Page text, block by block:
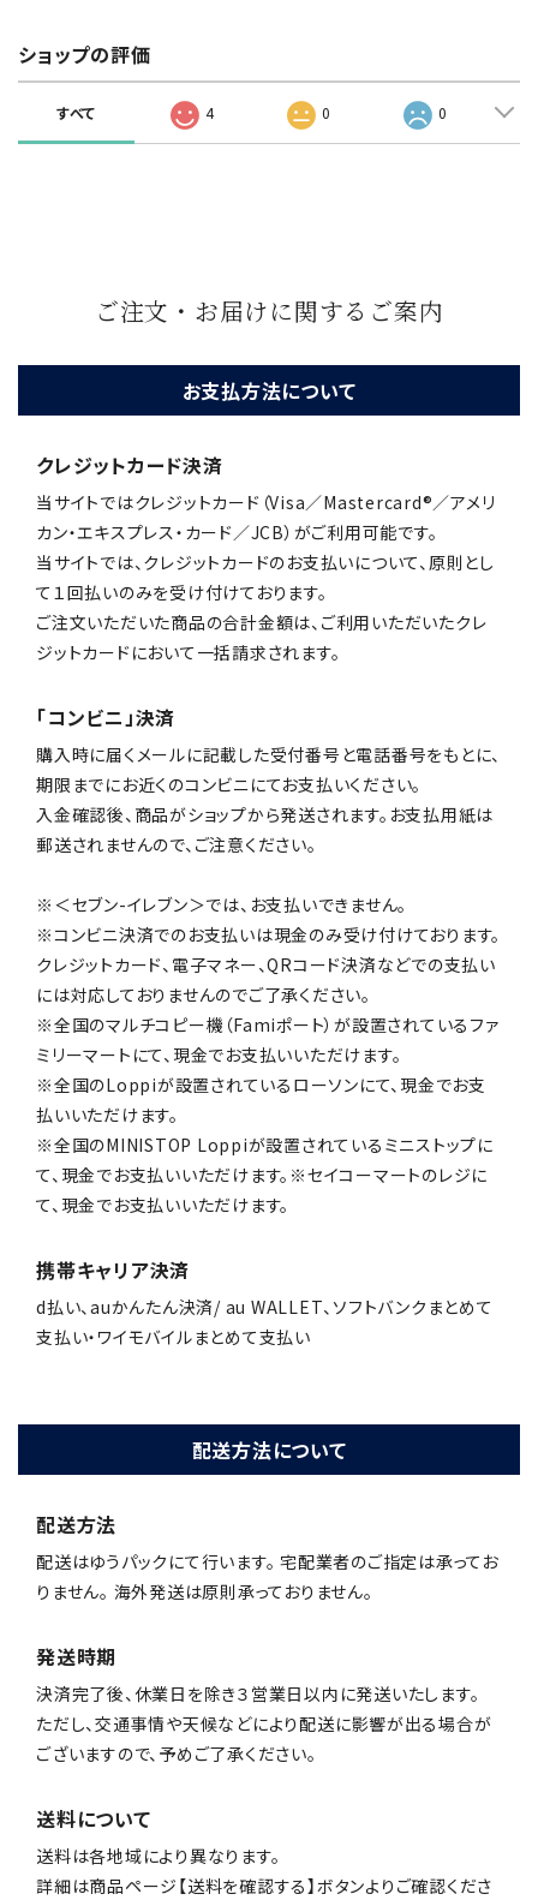
ショップの評価
すべて 4 0 0
ご注文・お届けに関するご案内
お支払方法について
クレジットカード決済
当サイトではクレジットカード（Visa／Mastercard®／アメリ
カン・エキスプレス・カード／JCB）がご利用可能です。
当サイトでは、クレジットカードのお支払いについて、原則とし
て１回払いのみを受け付けております。
ご注文いただいた商品の合計金額は、ご利用いただいたクレ
ジットカードにおいて一括請求されます。
「コンビニ」決済
購入時に届くメールに記載した受付番号と電話番号をもとに、
期限までにお近くのコンビニにてお支払いください。
入金確認後、商品がショップから発送されます。お支払用紙は
郵送されませんので、ご注意ください。
※＜セブン-イレブン＞では、お支払いできません。
※コンビニ決済でのお支払いは現金のみ受け付けております。
クレジットカード、電子マネー、QRコード決済などでの支払い
には対応しておりませんのでご了承ください。
※全国のマルチコピー機（Famiポート）が設置されているファ
ミリーマートにて、現金でお支払いいただけます。
※全国のLoppiが設置されているローソンにて、現金でお支
払いいただけます。
※全国のMINISTOP Loppiが設置されているミニストップに
て、現金でお支払いいただけます。※セイコーマートのレジに
て、現金でお支払いいただけます。
携帯キャリア決済
d払い、auかんたん決済/ au WALLET、ソフトバンクまとめて
支払い・ワイモバイルまとめて支払い
配送方法について
配送方法
配送はゆうパックにて行います。 宅配業者のご指定は承ってお
りません。 海外発送は原則承っておりません。
発送時期
決済完了後、休業日を除き３営業日以内に発送いたします。
ただし、交通事情や天候などにより配送に影響が出る場合が
ございますので、予めご了承ください。
送料について
送料は各地域により異なります。
詳細は商品ページ【送料を確認する】ボタンよりご確認くださ